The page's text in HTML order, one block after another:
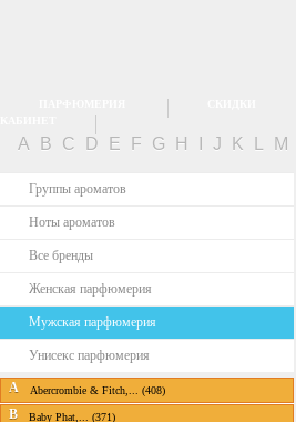
A B C D E F G H J K M
Группы ароматов
Ноты ароматов
Все бренды
Женская парфюмерия
Мужская парфюмерия
Унисекс парфюмерия
A Abercrombie & Fitch,... (408)
B Baby Phat,... (371)